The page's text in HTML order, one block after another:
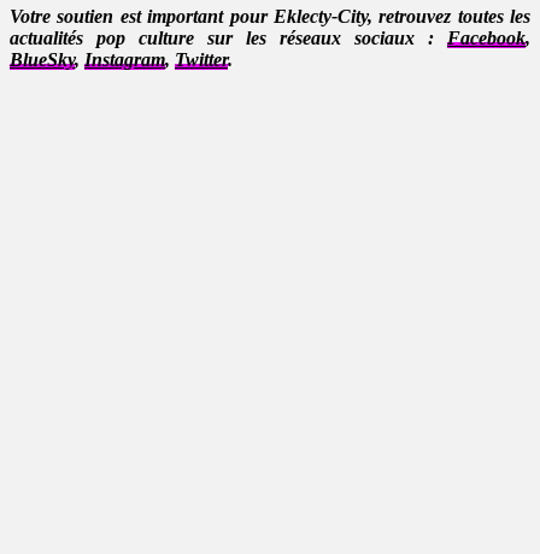
Votre soutien est important pour Eklecty-City, retrouvez toutes les
actualités pop culture sur les réseaux sociaux : Facebook,
BlueSky, Instagram, Twitter.